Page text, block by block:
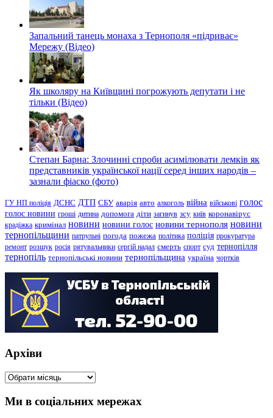
Запальний танець монаха з Тернополя «підриває»
Мережу (Відео)
Як школяру на Київщині погрожують депутати і не
тільки (Відео)
Степан Барна: Злочинні спроби асимілювати лемків як
представників української нації серед інших народів –
зазнали фіаско (фото)
ГУ НП поліція ДСНС ДТП СБУ аварія авто алкоголь війна військові голос
голос новини гроші дитина допомога діти загинув зсу київ коронавірус
крадіжка кримінал новини новини голос новини тернополя новини
тернопільщини патрульні погода пожежа політика поліція прокуратура
ремонт розшук росія рятувальники сергій надал смерть спорт суд тернопілля
тернопіль тернопільські новини тернопільщина україна чортків
Архіви
Архіви
Ми в соціальних мережах